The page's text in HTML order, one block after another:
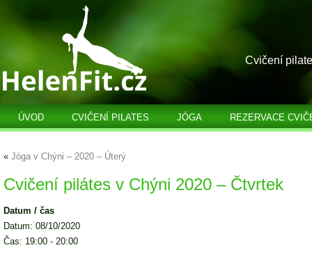
Cvičení
ÚVOD CVIČENÍ PILATES JÓGA REZERVACE
« Jóga v Chýni – 2020 – Úterý
Cvičení pilátes v Chýni 2020 – Čtvrtek
Datum / čas
Datum: 08/10/2020
Čas: 19:00 - 20:00